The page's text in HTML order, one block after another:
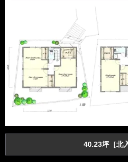
40.23坪［北